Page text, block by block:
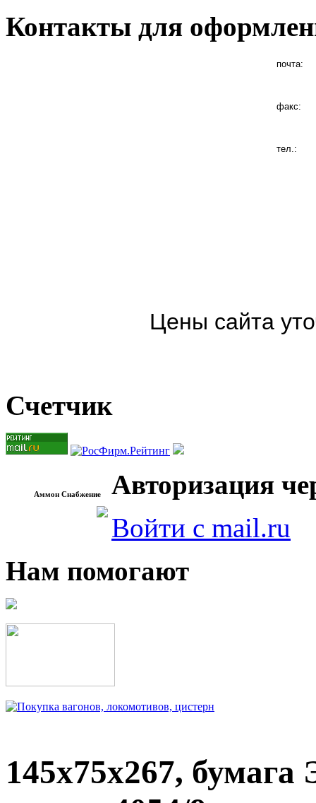
Контакты для
почта:
факс:
тел.:
Цены сайта
Счетчик
Аммон Снабжение
Авторизация
Войти с mail.ru
Нам помогают
145х75х267,